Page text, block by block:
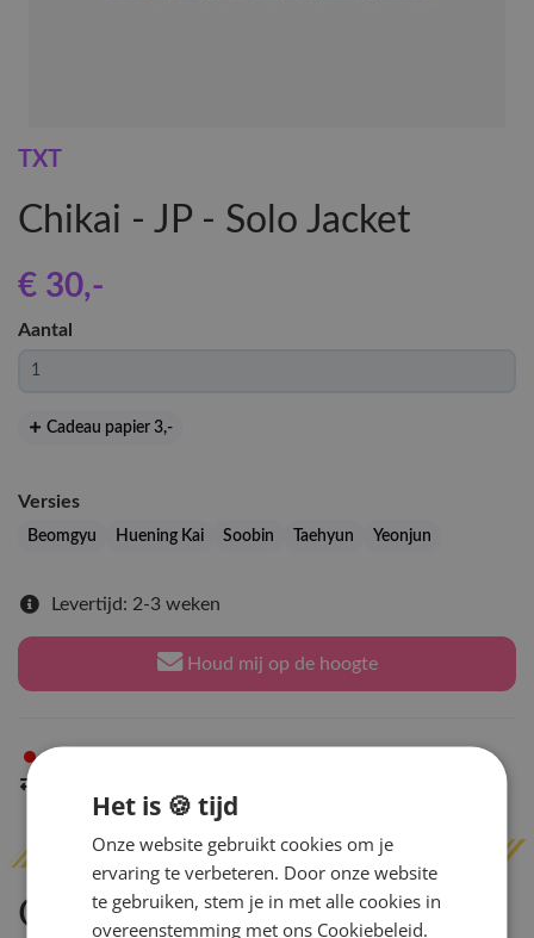
TXT
Chikai - JP - Solo Jacket
€ 30,-
Aantal
Cadeau papier 3,-
Versies
Beomgyu Huening Kai Soobin Taehyun Yeonjun
Levertijd: 2-3 weken
Houd mij op de hoogte
Omschrijving
Het is 🍪 tijd
Onze website gebruikt cookies om je
ervaring te verbeteren. Door onze website
te gebruiken, stem je in met alle cookies in
overeenstemming met ons Cookiebeleid.